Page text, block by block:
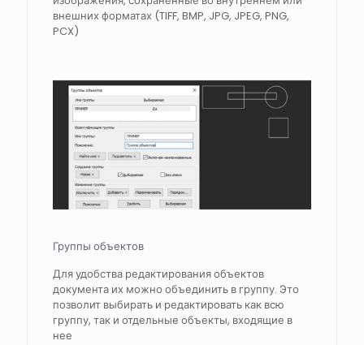
внешних форматах (TIFF, BMP, JPG, JPEG, PNG,
PCX)
Группы объектов
Для удобства редактирования объектов
документа их можно объединить в группу. Это
позволит выбирать и редактировать как всю
группу, так и отдельные объекты, входящие в
нее